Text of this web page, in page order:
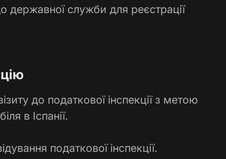
державної служби для реєстрації
до податкової інспекції з метою
в Іспанії.
податкової інспекції.